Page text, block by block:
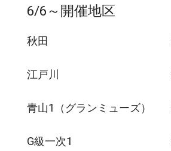
6/6～開催地区
秋田
江戸川
青山1（グランミューズ）
G級一次1